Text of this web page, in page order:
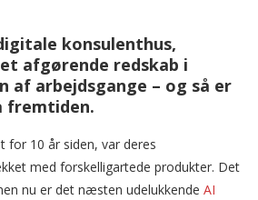
konsulenthus,
afgørende redskab i
af arbejdsgange – og så er
fremtiden.
for 10 år siden, var deres
med forskelligartede produkter. Det
nu er det næsten udelukkende AI